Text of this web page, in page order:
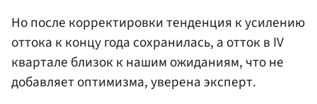
Но после корректировки тенденция к усилению
оттока к концу года сохранилась, а отток в IV
квартале близок к нашим ожиданиям, что не
добавляет оптимизма, уверена эксперт.